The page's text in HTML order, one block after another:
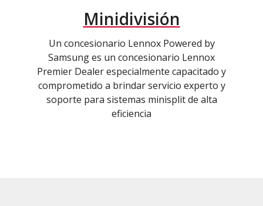
Minidivisión
Un concesionario Lennox Powered by
Samsung es un concesionario Lennox
Premier Dealer especialmente capacitado y
comprometido a brindar servicio experto y
soporte para sistemas minisplit de alta
eficiencia